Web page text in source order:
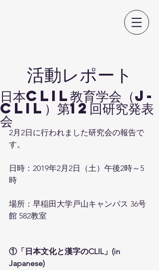
​活動レポート
日本CLIL教育学会（J-
CLIL）第12回研究発表
会
2月2日に行われました研究会の報告で
す。
日時：2019年2月2日（土）午後2時～5
時
場所：早稲田大学戸山キャンパス 36号
館 582教室
①「日本文化と漢字のCLIL」(in
Japanese)